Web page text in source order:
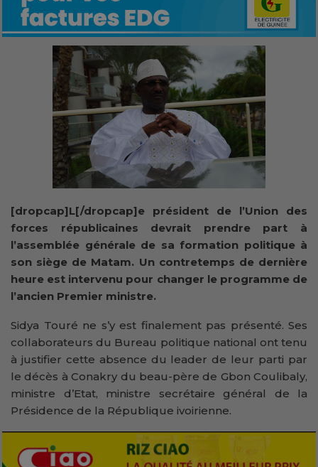
[dropcap]L[/dropcap]e président de l’Union des
forces républicaines devrait prendre part à
l’assemblée générale de sa formation politique à
son siège de Matam. Un contretemps de dernière
heure est intervenu pour changer le programme de
l’ancien Premier ministre.
Sidya Touré ne s’y est finalement pas présenté. Ses
collaborateurs du Bureau politique national ont tenu
à justifier cette absence du leader de leur parti par
le décès à Conakry du beau-père de Gbon Coulibaly,
ministre d’Etat, ministre secrétaire général de la
Présidence de la République ivoirienne.